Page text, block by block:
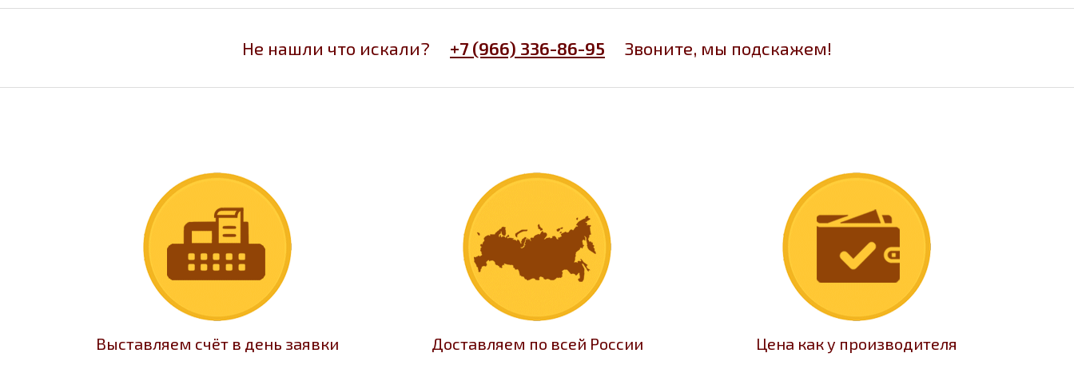
Не нашли что искали? +7 (966) 336-86-95 Звоните, мы подскажем!
Выставляем счёт в день заявки Доставляем по всей России Цена как у производителя